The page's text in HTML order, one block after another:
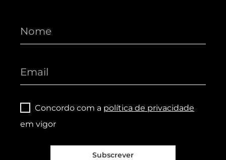
Concordo com a política de privacidade
em vigor
Subscrever